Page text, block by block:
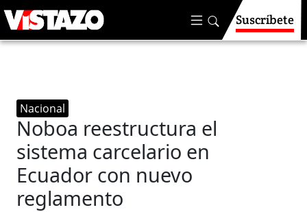
Suscríbete
Nacional
Noboa reestructura el
sistema carcelario en
Ecuador con nuevo
reglamento